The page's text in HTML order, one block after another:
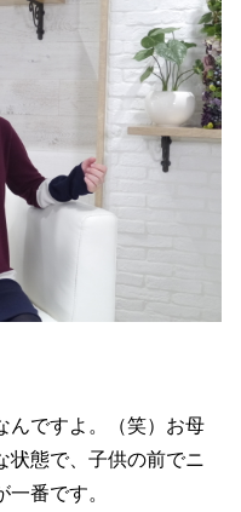
んですよ。（笑）お母
状態で、子供の前でニ
番です。